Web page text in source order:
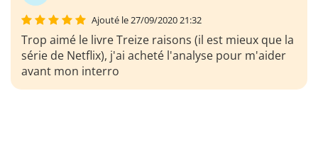
Ajouté le 27/09/2020 21:32
Trop aimé le livre Treize raisons (il est mieux que la
série de Netflix), j'ai acheté l'analyse pour m'aider
avant mon interro